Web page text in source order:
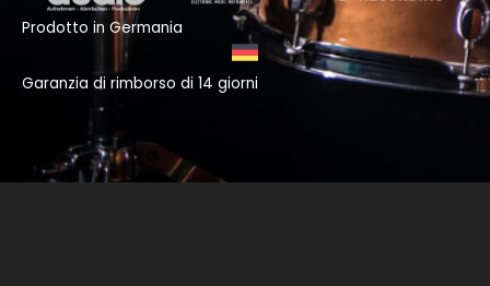
Prodotto in Germania
Garanzia di rimborso di 14 giorni